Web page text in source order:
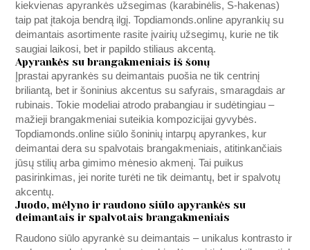
kiekvienas apyrankės užsegimas (karabinėlis, S-hakenas)
taip pat įtakoja bendrą ilgį.Topdiamonds.online apyrankių su
deimantais asortimente rasite įvairių užsegimų, kurie ne tik
saugiai laikosi, bet ir papildo stiliaus akcentą.
Apyrankės su brangakmeniais iš šonų
Įprastai apyrankės su deimantais puošia ne tik centrinį
briliantą, bet ir šoninius akcentus su safyrais, smaragdais ar
rubinais. Tokie modeliai atrodo prabangiau ir sudėtingiau –
mažieji brangakmeniai suteikia kompozicijai gyvybės.
Topdiamonds.online siūlo šoninių intarpų apyrankes, kur
deimantai dera su spalvotais brangakmeniais, atitinkančiais
jūsų stilių arba gimimo mėnesio akmenį. Tai puikus
pasirinkimas, jei norite turėti ne tik deimantų, bet ir spalvotų
akcentų.
Juodo, mėlyno ir raudono siūlo apyrankės su
deimantais ir spalvotais brangakmeniais
Raudono siūlo apyrankė su deimantais – unikalus kontrasto ir